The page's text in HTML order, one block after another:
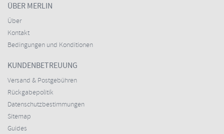
ÜBER MERLIN
Über
Kontakt
Bedingungen und Konditionen
KUNDENBETREUUNG
Versand & Postgebühren
Rückgabepolitik
Datenschutzbestimmungen
Sitemap
Guides